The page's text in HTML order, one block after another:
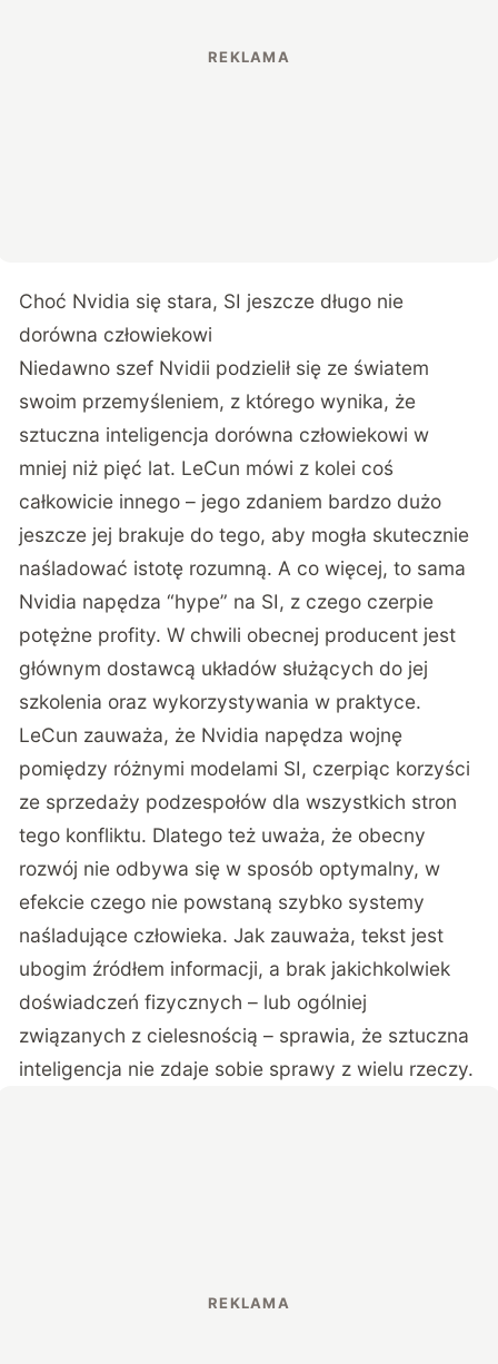
Choć Nvidia się stara, SI jeszcze długo nie
dorówna człowiekowi
Niedawno szef Nvidii podzielił się ze światem
swoim przemyśleniem, z którego wynika, że
sztuczna inteligencja dorówna człowiekowi w
mniej niż pięć lat. LeCun mówi z kolei coś
całkowicie innego – jego zdaniem bardzo dużo
jeszcze jej brakuje do tego, aby mogła skutecznie
naśladować istotę rozumną. A co więcej, to sama
Nvidia napędza “hype” na SI, z czego czerpie
potężne profity. W chwili obecnej producent jest
głównym dostawcą układów służących do jej
szkolenia oraz wykorzystywania w praktyce.
LeCun zauważa, że Nvidia napędza wojnę
pomiędzy różnymi modelami SI, czerpiąc korzyści
ze sprzedaży podzespołów dla wszystkich stron
tego konfliktu. Dlatego też uważa, że obecny
rozwój nie odbywa się w sposób optymalny, w
efekcie czego nie powstaną szybko systemy
naśladujące człowieka. Jak zauważa, tekst jest
ubogim źródłem informacji, a brak jakichkolwiek
doświadczeń fizycznych – lub ogólniej
związanych z cielesnością – sprawia, że sztuczna
inteligencja nie zdaje sobie sprawy z wielu rzeczy.